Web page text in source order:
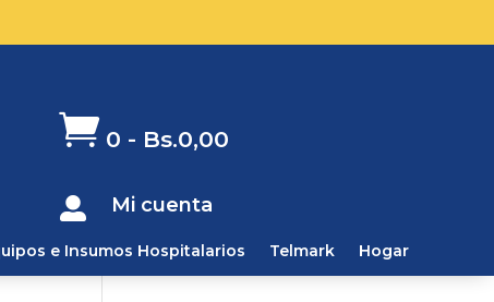
 0 - Bs.0,00
 Mi cuenta
e Insumos Hospitalarios Telmark Hogar